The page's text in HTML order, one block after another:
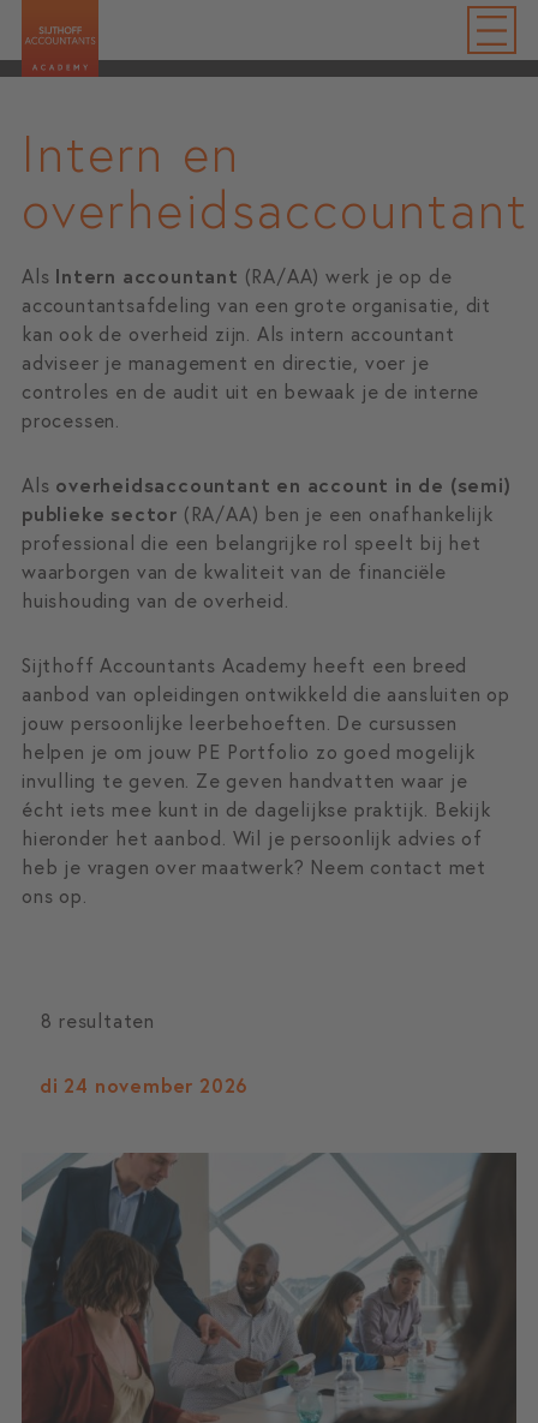
Intern en
overheidsaccountant
Als Intern accountant (RA/AA) werk je op de
accountantsafdeling van een grote organisatie, dit
kan ook de overheid zijn. Als intern accountant
adviseer je management en directie, voer je
controles en de audit uit en bewaak je de interne
processen.
Als overheidsaccountant en account in de (semi)
publieke sector (RA/AA) ben je een onafhankelijk
professional die een belangrijke rol speelt bij het
waarborgen van de kwaliteit van de financiële
huishouding van de overheid.
Sijthoff Accountants Academy heeft een breed
aanbod van opleidingen ontwikkeld die aansluiten op
jouw persoonlijke leerbehoeften. De cursussen
helpen je om jouw PE Portfolio zo goed mogelijk
invulling te geven. Ze geven handvatten waar je
écht iets mee kunt in de dagelijkse praktijk. Bekijk
hieronder het aanbod. Wil je persoonlijk advies of
heb je vragen over maatwerk? Neem contact met
ons op.
8 resultaten
di 24 november 2026